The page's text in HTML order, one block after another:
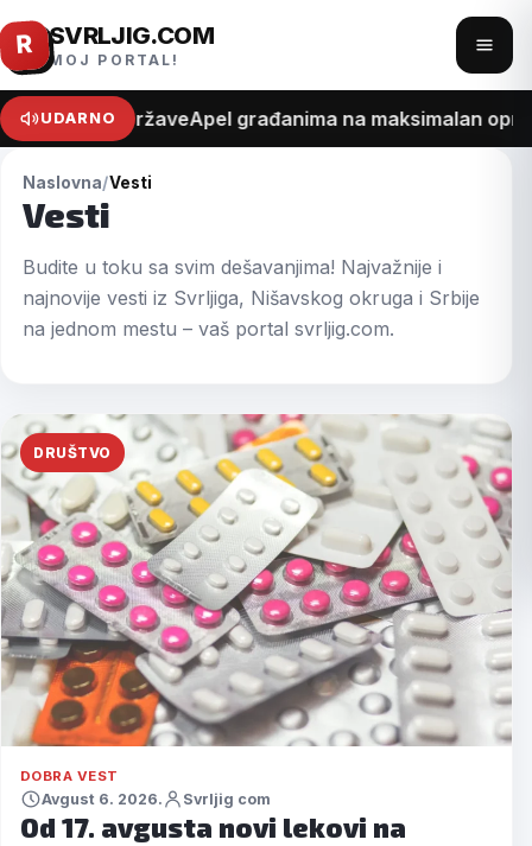
Pređi
na
sadržaj
R SVRLJIG.COM
MOJ PORTAL!
meni
UDARNO
državeApel građanima na maksimalan oprez zbog
Naslovna Vesti
Vesti
Budite u toku sa svim dešavanjima! Najvažnije i
najnovije vesti iz Svrljiga, Nišavskog okruga i Srbije
na jednom mestu – vaš portal svrljig.com.
DRUŠTVO
DOBRA VEST
Avgust 6. 2026. Svrljig com
Od 17. avgusta novi lekovi na